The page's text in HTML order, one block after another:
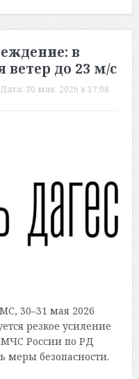
в
ветер до 23 м/с
Дата: 30 мая, 2026 в 17:08
30–31 мая 2026
резкое усиление
России по РД
меры безопасности.